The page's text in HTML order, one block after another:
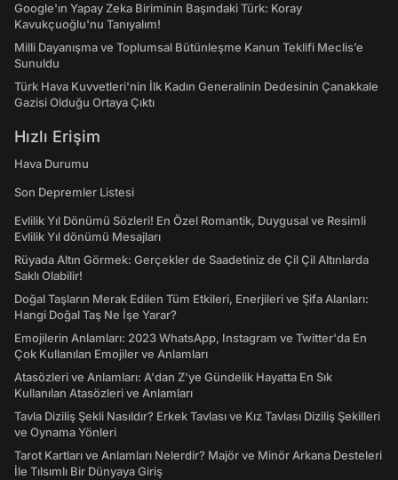
Google'ın Yapay Zeka Biriminin Başındaki Türk: Koray
Kavukçuoğlu'nu Tanıyalım!
Milli Dayanışma ve Toplumsal Bütünleşme Kanun Teklifi Meclis’e
Sunuldu
Türk Hava Kuvvetleri'nin İlk Kadın Generalinin Dedesinin Çanakkale
Gazisi Olduğu Ortaya Çıktı
Hızlı Erişim
Hava Durumu
Son Depremler Listesi
Evlilik Yıl Dönümü Sözleri! En Özel Romantik, Duygusal ve Resimli
Evlilik Yıl dönümü Mesajları
Rüyada Altın Görmek: Gerçekler de Saadetiniz de Çil Çil Altınlarda
Saklı Olabilir!
Doğal Taşların Merak Edilen Tüm Etkileri, Enerjileri ve Şifa Alanları:
Hangi Doğal Taş Ne İşe Yarar?
Emojilerin Anlamları: 2023 WhatsApp, Instagram ve Twitter'da En
Çok Kullanılan Emojiler ve Anlamları
Atasözleri ve Anlamları: A'dan Z'ye Gündelik Hayatta En Sık
Kullanılan Atasözleri ve Anlamları
Tavla Diziliş Şekli Nasıldır? Erkek Tavlası ve Kız Tavlası Diziliş Şekilleri
ve Oynama Yönleri
Tarot Kartları ve Anlamları Nelerdir? Majör ve Minör Arkana Desteleri
İle Tılsımlı Bir Dünyaya Giriş